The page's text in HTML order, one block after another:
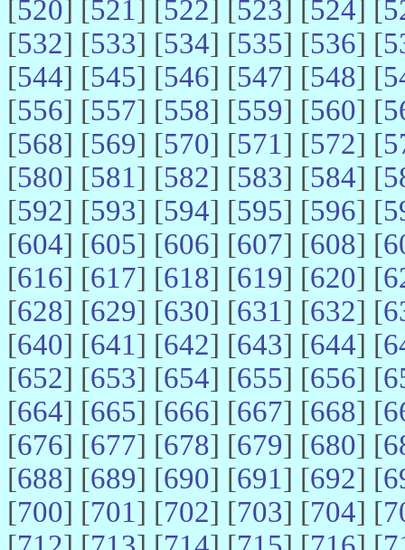
[520] [521] [522] [523] [524] [
[532] [533] [534] [535] [536] [
[544] [545] [546] [547] [548] [
[556] [557] [558] [559] [560] [
[568] [569] [570] [571] [572] [
[580] [581] [582] [583] [584] [
[592] [593] [594] [595] [596] [
[604] [605] [606] [607] [608] [
[616] [617] [618] [619] [620] [
[628] [629] [630] [631] [632] [
[640] [641] [642] [643] [644] [
[652] [653] [654] [655] [656] [
[664] [665] [666] [667] [668] [
[676] [677] [678] [679] [680] [
[688] [689] [690] [691] [692] [
[700] [701] [702] [703] [704] [